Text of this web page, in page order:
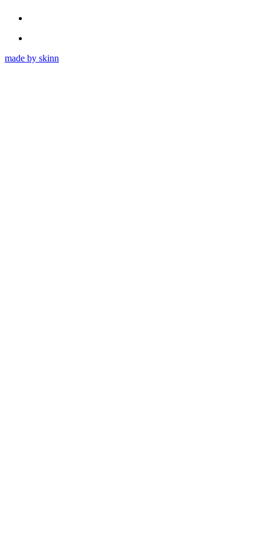
made by skinn